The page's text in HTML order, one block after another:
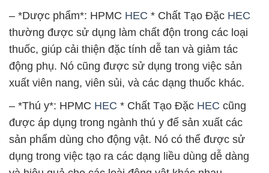
– *Dược phẩm*: HPMC HEC * Chất Tạo Đặc HEC
thường được sử dụng làm chất độn trong các loại
thuốc, giúp cải thiện đặc tính dễ tan và giảm tác
động phụ. Nó cũng được sử dụng trong việc sản
xuất viên nang, viên sủi, và các dạng thuốc khác.
– *Thú y*: HPMC HEC * Chất Tạo Đặc HEC cũng
được áp dụng trong ngành thú y để sản xuất các
sản phẩm dùng cho động vật. Nó có thể được sử
dụng trong việc tạo ra các dạng liều dùng dễ dàng